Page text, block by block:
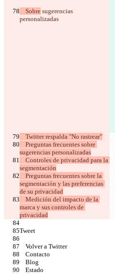
    Sobre
sugerencias
personalizadas
segmentación y las preferencias
marca y sus controles de
privacidad